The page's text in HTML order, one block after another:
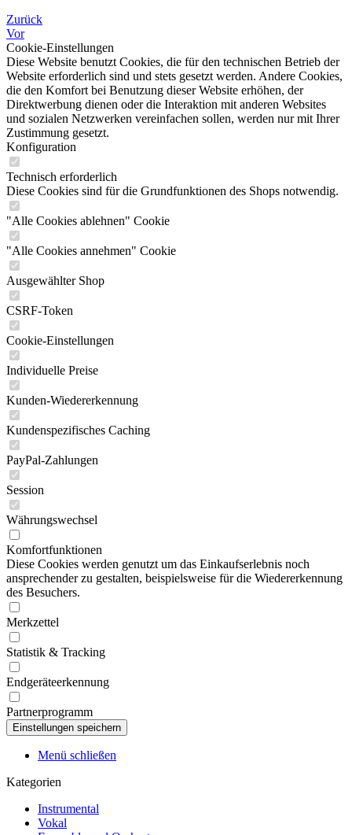
Zurück
Vor
Cookie-Einstellungen
Diese Website benutzt Cookies, die für den technischen Betrieb der
Website erforderlich sind und stets gesetzt werden. Andere Cookies,
die den Komfort bei Benutzung dieser Website erhöhen, der
Direktwerbung dienen oder die Interaktion mit anderen Websites
und sozialen Netzwerken vereinfachen sollen, werden nur mit Ihrer
Zustimmung gesetzt.
Konfiguration
Technisch erforderlich
Diese Cookies sind für die Grundfunktionen des Shops notwendig.
"Alle Cookies ablehnen" Cookie
"Alle Cookies annehmen" Cookie
Ausgewählter Shop
CSRF-Token
Cookie-Einstellungen
Individuelle Preise
Kunden-Wiedererkennung
Kundenspezifisches Caching
PayPal-Zahlungen
Session
Währungswechsel
Komfortfunktionen
Diese Cookies werden genutzt um das Einkaufserlebnis noch
ansprechender zu gestalten, beispielsweise für die Wiedererkennung
des Besuchers.
Merkzettel
Statistik & Tracking
Endgeräteerkennung
Partnerprogramm
Menü schließen
Kategorien
Instrumental
Vokal